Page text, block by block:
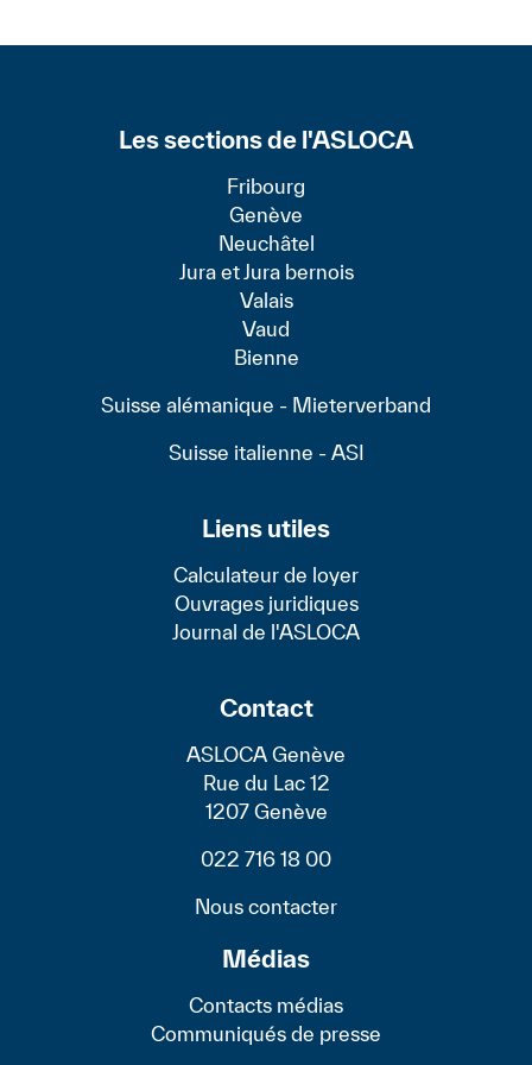
figurer dans le contrat écrit).
Les sections de l'ASLOCA
Fribourg
Genève
Neuchâtel
Jura et Jura bernois
Valais
Vaud
Bienne
Suisse alémanique - Mieterverband
Suisse italienne - ASI
Liens utiles
Calculateur de loyer
Ouvrages juridiques
Journal de l'ASLOCA
Contact
ASLOCA Genève
Rue du Lac 12
1207 Genève
022 716 18 00
Nous contacter
Médias
Contacts médias
Communiqués de presse